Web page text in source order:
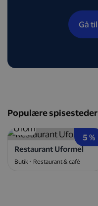
Gå
Populære spisesteder
5 %
Restaurant Uformel
Butik Restaurant & café